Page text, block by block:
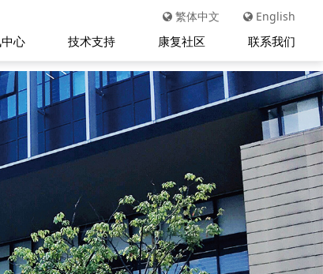
繁体中文 English
心 技术支持 康复社区 联系我们